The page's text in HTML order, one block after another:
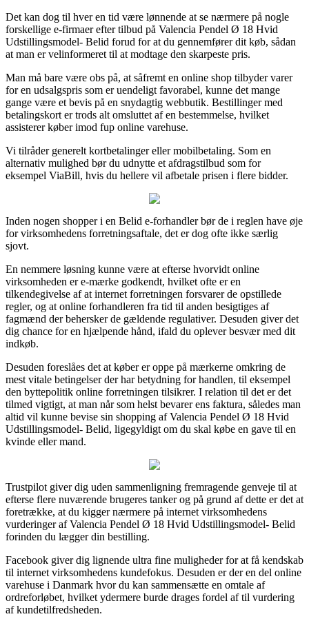
Det kan dog til hver en tid være lønnende at se nærmere på nogle
forskellige e-firmaer efter tilbud på Valencia Pendel Ø 18 Hvid
Udstillingsmodel- Belid forud for at du gennemfører dit køb, sådan
at man er velinformeret til at modtage den skarpeste pris.
Man må bare være obs på, at såfremt en online shop tilbyder varer
for en udsalgspris som er uendeligt favorabel, kunne det mange
gange være et bevis på en snydagtig webbutik. Bestillinger med
betalingskort er trods alt omsluttet af en bestemmelse, hvilket
assisterer køber imod fup online varehuse.
Vi tilråder generelt kortbetalinger eller mobilbetaling. Som en
alternativ mulighed bør du udnytte et afdragstilbud som for
eksempel ViaBill, hvis du hellere vil afbetale prisen i flere bidder.
Inden nogen shopper i en Belid e-forhandler bør de i reglen have øje
for virksomhedens forretningsaftale, det er dog ofte ikke særlig
sjovt.
En nemmere løsning kunne være at efterse hvorvidt online
virksomheden er e-mærke godkendt, hvilket ofte er en
tilkendegivelse af at internet forretningen forsvarer de opstillede
regler, og at online forhandleren fra tid til anden besigtiges af
fagmænd der behersker de gældende regulativer. Desuden giver det
dig chance for en hjælpende hånd, ifald du oplever besvær med dit
indkøb.
Desuden foreslåes det at køber er oppe på mærkerne omkring de
mest vitale betingelser der har betydning for handlen, til eksempel
den byttepolitik online forretningen tilsikrer. I relation til det er det
tilmed vigtigt, at man når som helst bevarer ens faktura, således man
altid vil kunne bevise sin shopping af Valencia Pendel Ø 18 Hvid
Udstillingsmodel- Belid, ligegyldigt om du skal købe en gave til en
kvinde eller mand.
Trustpilot giver dig uden sammenligning fremragende genveje til at
efterse flere nuværende brugeres tanker og på grund af dette er det at
foretrække, at du kigger nærmere på internet virksomhedens
vurderinger af Valencia Pendel Ø 18 Hvid Udstillingsmodel- Belid
forinden du lægger din bestilling.
Facebook giver dig lignende ultra fine muligheder for at få kendskab
til internet virksomhedens kundefokus. Desuden er der en del online
varehuse i Danmark hvor du kan sammensætte en omtale af
ordreforløbet, hvilket ydermere burde drages fordel af til vurdering
af kundetilfredsheden.